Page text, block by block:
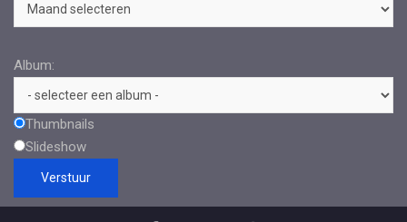
Album:
Thumbnails
Slideshow